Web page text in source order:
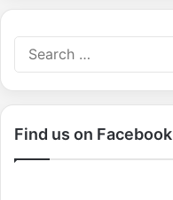
Find us on Facebook